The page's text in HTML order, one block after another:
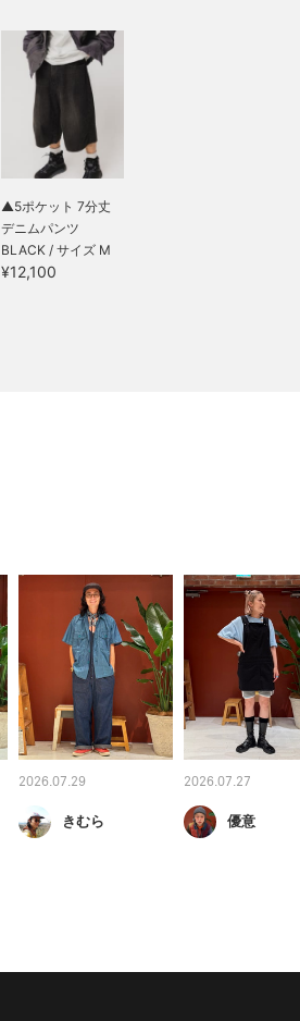
▲5ポケット 7分丈
デニムパンツ
BLACK / サイズ M
¥12,100
2026.07.29
きむら
2026.07.27
優意